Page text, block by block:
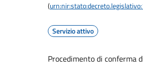
(
Servizio attivo
Procedimento di conferma